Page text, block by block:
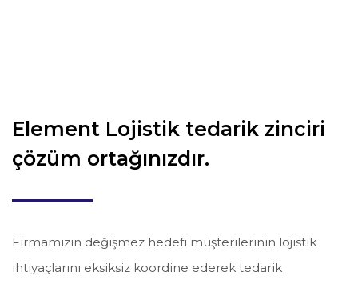
Element Lojistik tedarik zinciri
çözüm ortağınızdır.
Firmamızın değişmez hedefi müşterilerinin lojistik
ihtiyaçlarını eksiksiz koordine ederek tedarik